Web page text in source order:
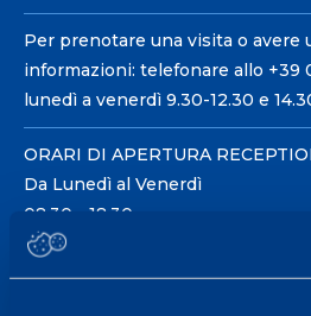
Per prenotare una visita o avere
informazioni: telefonare allo +39
lunedì a venerdì 9.30-12.30 e
ORARI DI APERTURA
Da Lunedì al Venerdì
08.30 - 18.30